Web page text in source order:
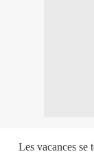
Les vacances se